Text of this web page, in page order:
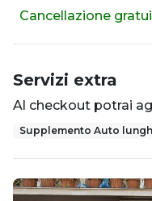
Cancellazione
Servizi extra
Al checkout potrai
Supplemento Auto